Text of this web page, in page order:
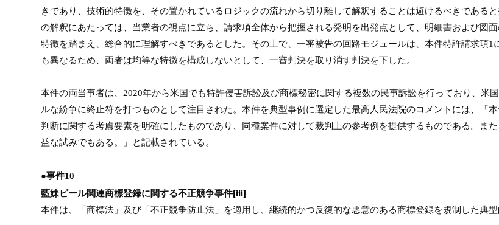
きであり、技術的特徴を、その置かれているロジックの流れから切り離して解釈することは避けるべきである
の解釈にあたっては、当業者の視点に立ち、請求項全体から把握される発明を出発点として、明細書および図
特徴を踏まえ、総合的に理解すべきであるとした。その上で、一審被告の回路モジュールは、本件特許請求項1
も異なるため、両者は均等な特徴を構成しないとして、一審判決を取り消す判決を下した。
本件の両当事者は、 2020年から米国でも特許侵害訴訟及び商標秘密に関する複数の民事訴訟を行っており、米
ルな紛争に終止符を打つものとして注目された。本件を典型事例に選定した最高人民法院のコメントには、「
判断に関する考慮要素を明確にしたものであり、同種案件に対して裁判上の参考例を提供するものである。ま
益な試みでもある。」と記載されている。
●事件10
藍妹ビール関連商標登録に関する不正競争事件[iii]
本件は、「商標法」及び「不正競争防止法」を適用し、継続的かつ反復的な悪意のある商標登録を規制した典型